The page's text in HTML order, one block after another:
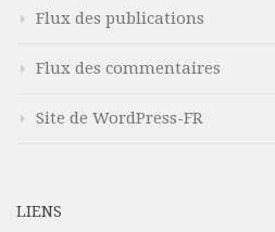
Flux des publications
Flux des commentaires
Site de WordPress-FR
LIENS